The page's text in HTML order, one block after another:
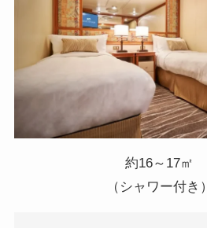
約16～17㎡
（シャワー付き）